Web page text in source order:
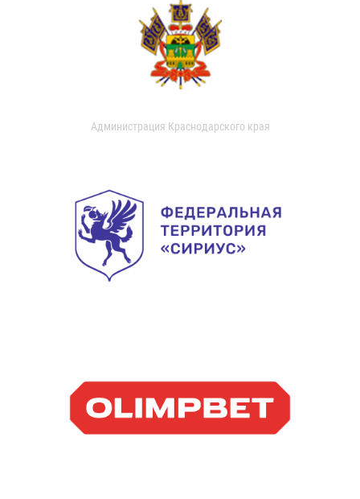
Администрация Краснодарского края